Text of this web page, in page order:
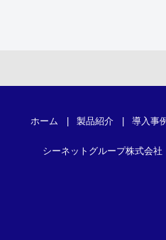
ホーム 製品紹介 導入事例
シーネットグループ株式会社